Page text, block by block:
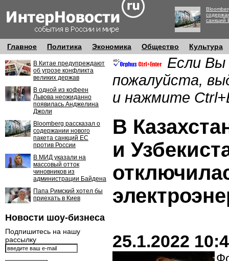
санкций
Главное Политика Экономика Общество Культура
В Китае предупреждают
об угрозе конфликта
великих держав
В одной из кофеен
Львова неожиданно
появилась Анджелина
Джоли
Bloomberg рассказал о
содержании нового
пакета санкций ЕС
против России
В МИД указали на
массовый отток
чиновников из
администрации Байдена
Папа Римский хотел бы
приехать в Киев
Новости шоу-бизнеса
Подпишитесь на нашу
рассылку
Если Вы
пожалуйста,
и нажмите
В
и
25.1.2022